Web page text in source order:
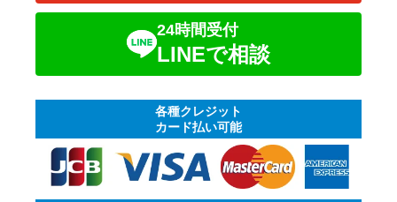
24時間受付
LINEで相談
各種クレジット
カード払い可能